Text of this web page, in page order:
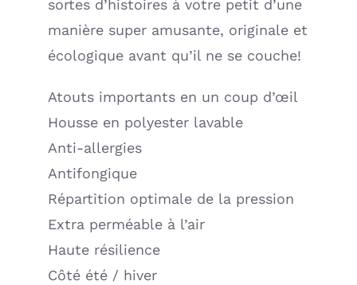
sortes d’histoires à votre petit d’une
manière super amusante, originale et
écologique avant qu’il ne se couche!
Atouts importants en un coup d’œil
Housse en polyester lavable
Anti-allergies
Antifongique
Répartition optimale de la pression
Extra perméable à l’air
Haute résilience
Côté été / hiver